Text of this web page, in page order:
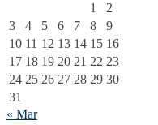
1
2
3
4 5 6 7 8
9
10 11 12 13 14 15 16
17 18 19 20 21 22 23
24 25 26 27 28 29 30
31
« Mar